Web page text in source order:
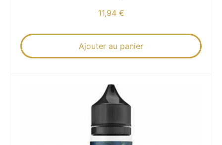
11,94 €
Ajouter au panier